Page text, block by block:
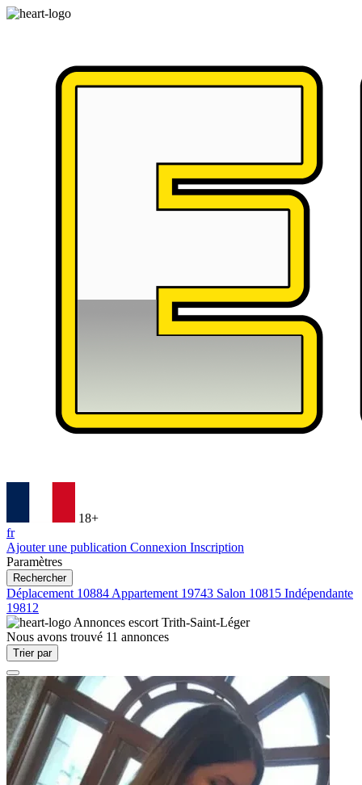
18+
fr
Ajouter une publication Connexion Inscription
Paramètres
Rechercher
Déplacement 10884 Appartement 19743 Salon 10815 Indépendante
19812
Annonces escort Trith-Saint-Léger
Nous avons trouvé 11 annonces
Trier par